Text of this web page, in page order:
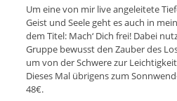
Um eine von mir live angeleitete
Geist und Seele geht es auch in
dem Titel: Mach‘ Dich frei! Dabei
Gruppe bewusst den Zauber des
um von der Schwere zur
Dieses Mal übrigens zum
48€.